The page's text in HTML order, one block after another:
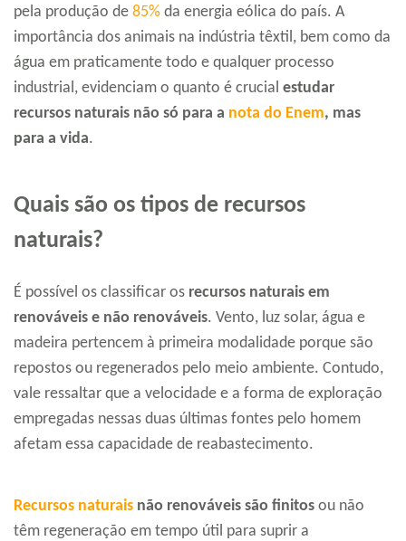
pela produção de 85% da energia eólica do país. A
importância dos animais na indústria têxtil, bem como da
água em praticamente todo e qualquer processo
industrial, evidenciam o quanto é crucial estudar
recursos naturais não só para a nota do Enem, mas
para a vida.
Quais são os tipos de recursos
naturais?
É possível os classificar os recursos naturais em
renováveis e não renováveis. Vento, luz solar, água e
madeira pertencem à primeira modalidade porque são
repostos ou regenerados pelo meio ambiente. Contudo,
vale ressaltar que a velocidade e a forma de exploração
empregadas nessas duas últimas fontes pelo homem
afetam essa capacidade de reabastecimento.
Recursos naturais não renováveis são finitos ou não
têm regeneração em tempo útil para suprir a